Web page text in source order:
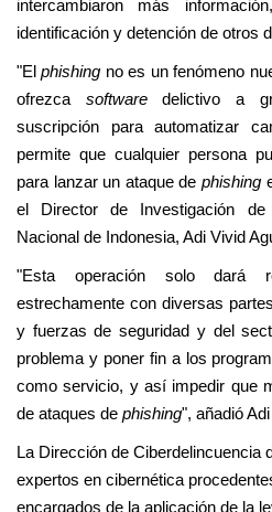
intercambiaron más
identificación y detención de otros
"Elphishing no es un fenómeno
ofrezca softwaredelictivo a
suscripción para automatizar
permite que cualquier persona
para lanzar un ataque de phishing
el Director de Investigación
Nacional de Indonesia, Adi Vivid
"Esta operación solo dará
estrechamente con diversas
y fuerzas de seguridad y del
problema y poner fin a los
como servicio, y así impedir que
de ataques de phishing", añadió
La Dirección de Ciberdelincuencia
expertos en cibernética
encargados de la aplicación de la